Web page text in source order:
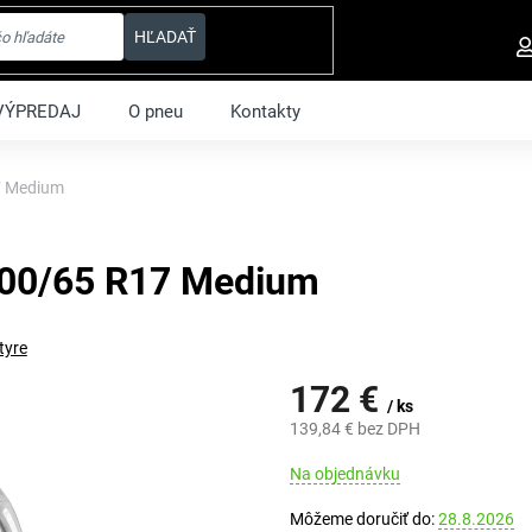
HĽADAŤ
O pneu Kontakty
Medium
65 R17 Medium
172 € / ks
139,84 € bez DPH
Jednotková
cena:
Na objednávku
Môžeme doručiť do:28.8.2026